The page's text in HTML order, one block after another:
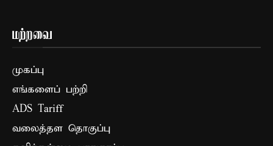
மற்றவை
முகப்பு
எங்களைப் பற்றி
ADS Tariff
வலைத்தள தொகுப்பு